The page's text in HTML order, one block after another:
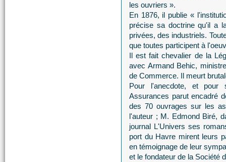
les ouvriers ».
En 1876, il publie «
précise sa doctrine qu'il a
privées, des industriels.
que toutes participent à
Il est fait chevalier de la
avec Armand Behic,
de Commerce. Il meurt
Pour l'anecdote, et pour
Assurances parut encadré
des 70 ouvrages sur les
l'auteur ; M. Edmond Biré,
journal L'Univers ses
port du Havre mirent leurs
en témoignage de leur
et le fondateur de la Société